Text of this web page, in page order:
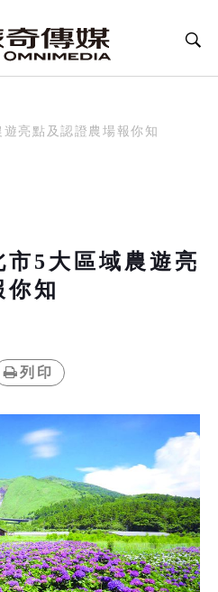
亮點及認證農場報你知
5大區域農遊亮
你知
列印